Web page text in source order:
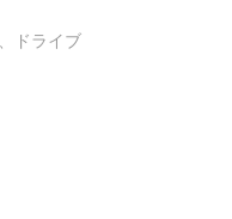
ドライブ